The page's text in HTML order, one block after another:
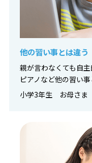
他の習い事とは違う
親が言わなくても自
ピアノなど他の習い
小学3年生 お母さま